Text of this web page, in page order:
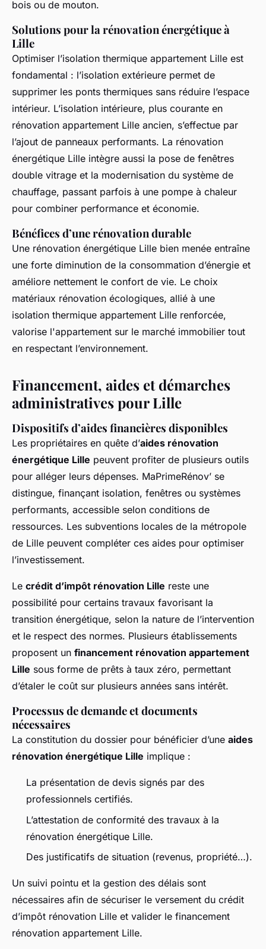
bois ou de mouton.
Solutions pour la rénovation énergétique à
Lille
Optimiser l’isolation thermique appartement Lille est
fondamental : l’isolation extérieure permet de
supprimer les ponts thermiques sans réduire l’espace
intérieur. L’isolation intérieure, plus courante en
rénovation appartement Lille ancien, s’effectue par
l’ajout de panneaux performants. La rénovation
énergétique Lille intègre aussi la pose de fenêtres
double vitrage et la modernisation du système de
chauffage, passant parfois à une pompe à chaleur
pour combiner performance et économie.
Bénéfices d’une rénovation durable
Une rénovation énergétique Lille bien menée entraîne
une forte diminution de la consommation d’énergie et
améliore nettement le confort de vie. Le choix
matériaux rénovation écologiques, allié à une
isolation thermique appartement Lille renforcée,
valorise l'appartement sur le marché immobilier tout
en respectant l’environnement.
Financement, aides et démarches
administratives pour Lille
Dispositifs d’aides financières disponibles
Les propriétaires en quête d’aides rénovation
énergétique Lille peuvent profiter de plusieurs outils
pour alléger leurs dépenses. MaPrimeRénov’ se
distingue, finançant isolation, fenêtres ou systèmes
performants, accessible selon conditions de
ressources. Les subventions locales de la métropole
de Lille peuvent compléter ces aides pour optimiser
l’investissement.
Le crédit d’impôt rénovation Lille reste une
possibilité pour certains travaux favorisant la
transition énergétique, selon la nature de l’intervention
et le respect des normes. Plusieurs établissements
proposent un financement rénovation appartement
Lille sous forme de prêts à taux zéro, permettant
d’étaler le coût sur plusieurs années sans intérêt.
Processus de demande et documents
nécessaires
La constitution du dossier pour bénéficier d’une aides
rénovation énergétique Lille implique :
La présentation de devis signés par des
professionnels certifiés.
L’attestation de conformité des travaux à la
rénovation énergétique Lille.
Des justificatifs de situation (revenus, propriété…).
Un suivi pointu et la gestion des délais sont
nécessaires afin de sécuriser le versement du crédit
d’impôt rénovation Lille et valider le financement
rénovation appartement Lille.